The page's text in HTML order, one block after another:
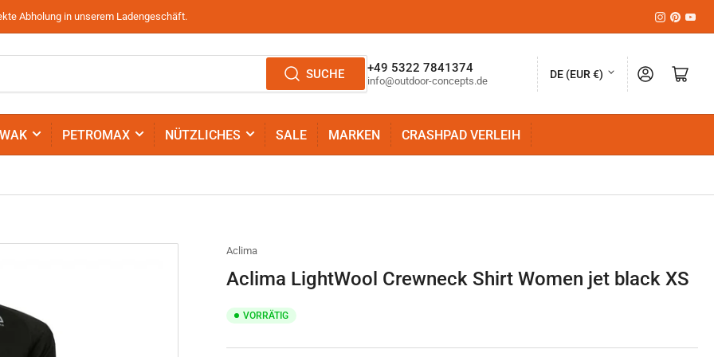
Abholung in unserem Ladengeschäft. Instagram
Pinterest
SUCHE +49 5322 7841374
info@outdoor-concepts.de
L
n
R
o
DE (EUR €) AnmeldenMini-Warenkorb öffnen
PETROMAX NÜTZLICHES SALE MARKEN CRASHPAD VERLEIH
Aclima
Aclima LightWool Crewneck Shirt Women jet black XS
VORRÄTIG